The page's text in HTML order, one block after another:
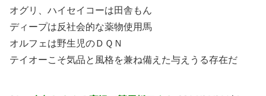
オグリ、ハイセイコーは田舎もん
ディープは反社会的な薬物使用馬
オルフェは野生児のＤＱＮ
テイオーこそ気品と風格を兼ね備えた与えうる存在だ